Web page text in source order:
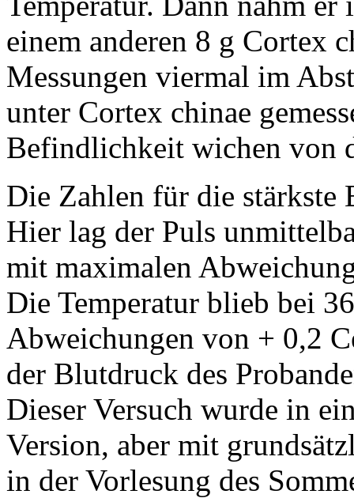
einem anderen 8 g Cortex
Messungen viermal im
unter Cortex chinae
Befindlichkeit wichen von
Die Zahlen für die stärkste
Hier lag der Puls
mit maximalen
Die Temperatur blieb bei
Abweichungen von + 0,2
der Blutdruck des
Dieser Versuch wurde in
Version, aber mit
in der Vorlesung des